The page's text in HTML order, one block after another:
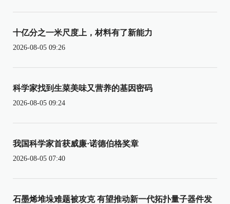
十亿分之一米尺度上，材料有了新能力
2026-08-05 09:26
科学家找到生菜美味又营养的基因密码
2026-08-05 09:24
我国科学家首获威廉·诺德伯格奖章
2026-08-05 07:40
石墨烯堆垛难题被攻克 有望推动新一代拓扑量子器件发